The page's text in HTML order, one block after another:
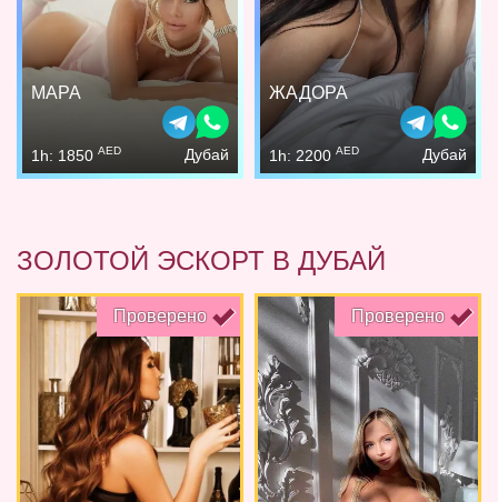
МАРА
1h: 1850 AED Дубай
ЖАДОРА
1h: 2200 AED Дубай
ЗОЛОТОЙ ЭСКОРТ В ДУБАЙ
Проверено Проверено